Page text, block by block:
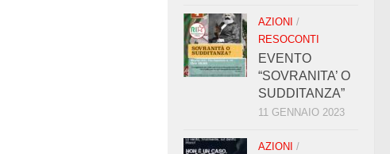
AZIONI /
RESOCONTI
EVENTO
“SOVRANITA’ O
SUDDITANZA”
11 GENNAIO 2023
AZIONI /